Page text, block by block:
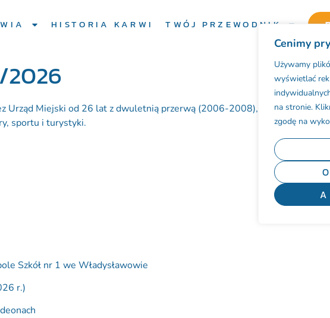
Cenimy
Używamy
wyświetlać
na stronie.
zgodę na
HISTORIA KARWI TWÓJ PRZEWODNIK
2026
Urząd Miejski od 26 lat z dwuletnią przerwą (2006-2008), w którym
sportu i turystyki.
Szkół nr 1 we Władysławowie
r.)